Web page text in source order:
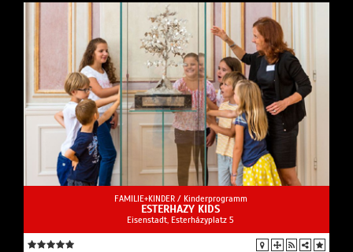
FAMILIE+KINDER / Kinderprogramm
ESTERHAZY KIDS
Eisenstadt, Esterházyplatz 5